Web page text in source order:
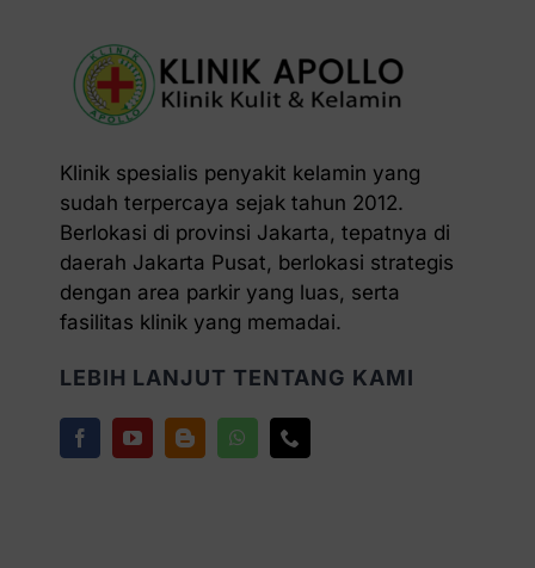
Klinik spesialis penyakit kelamin yang
sudah terpercaya sejak tahun 2012.
Berlokasi di provinsi Jakarta, tepatnya di
daerah Jakarta Pusat, berlokasi strategis
dengan area parkir yang luas, serta
fasilitas klinik yang memadai.
LEBIH LANJUT TENTANG KAMI